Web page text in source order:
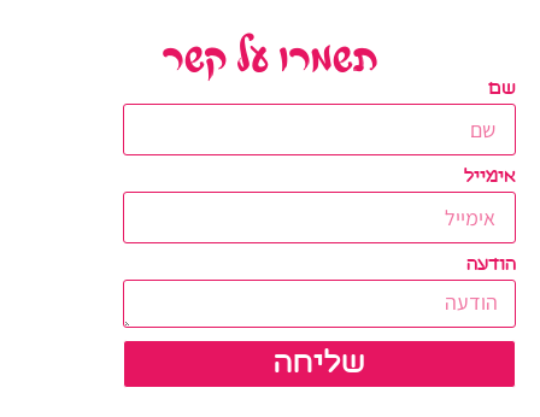
תשמרו על קשר
שם
אימייל
הודעה
שליחה